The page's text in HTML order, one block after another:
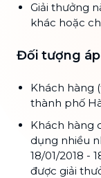
Giải thưởng
khác hoặc
Đối tượng
Khách hàng
thành phố
Khách hàng
dụng nhiều
18/01/2018 -
được giải